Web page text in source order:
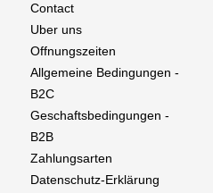
Contact
Uber uns
Offnungszeiten
Allgemeine Bedingungen -
B2C
Geschaftsbedingungen -
B2B
Zahlungsarten
Datenschutz-Erklärung